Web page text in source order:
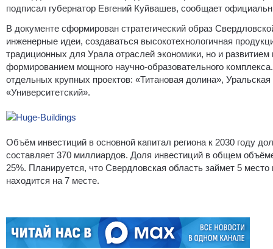
подписал губернатор Евгений Куйвашев, сообщает
В документе сформирован стратегический образ
инженерные идеи, создаваться высокотехнологичная
традиционных для Урала отраслей экономики, но и
формированием мощного научно-образовательного
отдельных крупных проектов: «Титановая долина»,
«Университетский».
Объём инвестиций в основной капитал региона к 2030 году
составляет 370 миллиардов. Доля инвестиций в общем
25%. Планируется, что Свердловская область займет 5
находится на 7 месте.